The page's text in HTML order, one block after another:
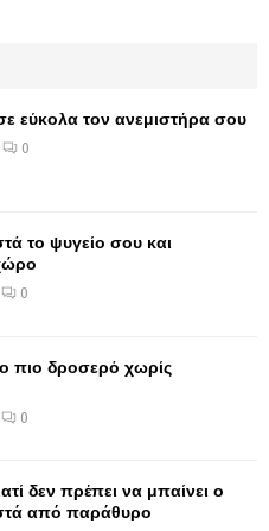
εύκολα τον ανεμιστήρα σου
0
το ψυγείο σου και
0
πιο δροσερό χωρίς
0
δεν πρέπει να μπαίνει ο
από παράθυρο